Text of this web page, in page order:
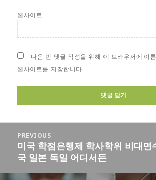
웹사이트
다음 번 댓글 작성을 위해 이 브라우저에 이
웹사이트를 저장합니다.
PREVIOUS
Previous
post:
미국 학점은행제 학사학위 비대면
국 일본 독일 어디서든